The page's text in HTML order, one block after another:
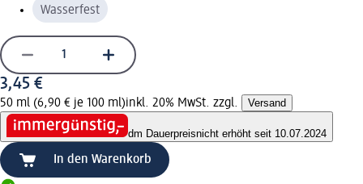
Wasserfest
3,45 €
50 ml (6,90 € je 100 ml)inkl. 20% MwSt. zzgl. Versand
dm Dauerpreisnicht erhöht seit 10.07.2024
In den Warenkorb